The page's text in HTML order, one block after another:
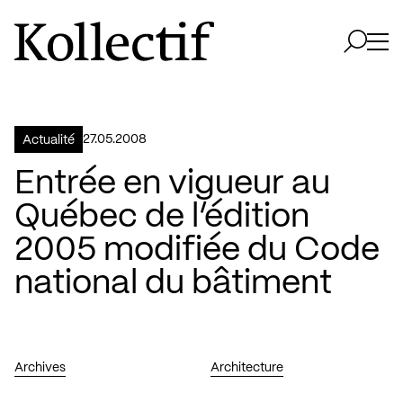
Aller à la page d'accueil
Logo Kollectif
Actualité 27.05.2008
Entrée en vigueur au
Québec de l’édition
2005 modifiée du Code
national du bâtiment
Archives Architecture